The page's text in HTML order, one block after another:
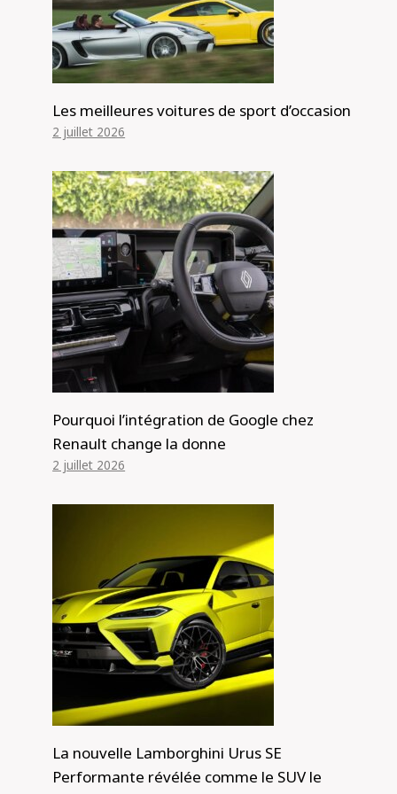
Les meilleures voitures de sport d’occasion
2 juillet 2026
Pourquoi l’intégration de Google chez
Renault change la donne
2 juillet 2026
La nouvelle Lamborghini Urus SE
Performante révélée comme le SUV le